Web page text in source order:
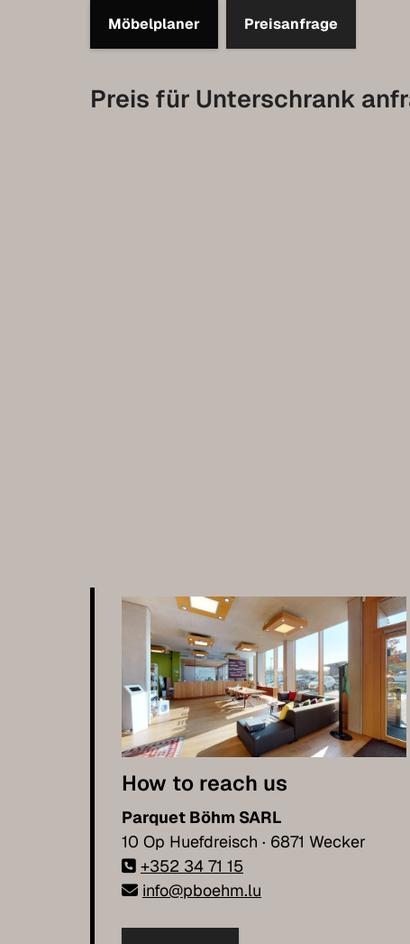
Möbelplaner Preisanfrage
Preis für Unterschrank
How to reach us
Parquet Böhm SARL
10 Op Huefdreisch · 6871 Wecker
+352 34 71 15
info@pboehm.lu